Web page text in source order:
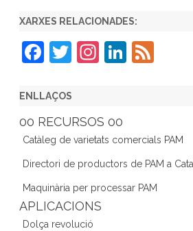
XARXES RELACIONADES:
F
c
e
b
o
o
k
T
er
In
gr
a
m
Li
dI
n
ENLLAÇOS
00 RECURSOS 00
Catàleg de varietats comercials PAM
Directori de productors de PAM a
Maquinària per processar PAM
APLICACIONS
Dolça revolució